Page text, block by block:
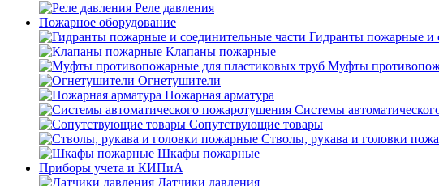
Реле давления
Пожарное оборудование
Гидранты пожарные и
Клапаны пожарные
Муфты
Огнетушители
Пожарная арматура
Системы
Сопутствующие товары
Стволы, рукава и головки
Шкафы пожарные
Приборы учета и КИПиА
Датчики давления